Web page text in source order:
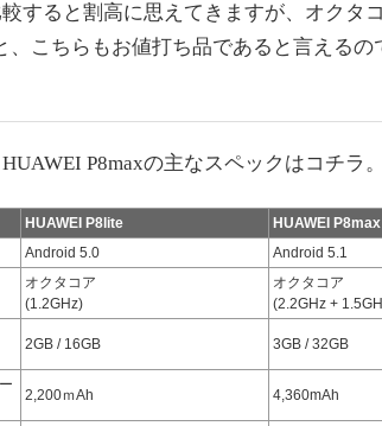
すると割高に思えてきますが、オクタ
、こちらもお値打ち品であると言えるの
P8maxの主なスペックはコチラ。
HUAWEI P8lite
HUAWEI P8max
Android 5.0 Android 5.1
オクタコア
(1.2GHz)
オクタコア
(2.2GHz +
2GB / 16GB 3GB / 32GB
2,200ｍAh 4,360mAh